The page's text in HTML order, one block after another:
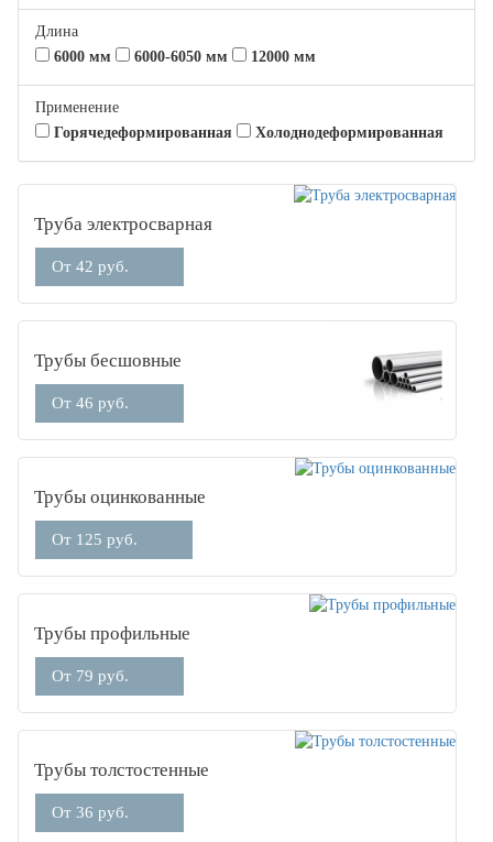
Длина
6000 мм
6000-6050 мм 12000 мм
Применение
Горячедеформированная
Холоднодеформированная
Труба электросварная
От 42 руб.
Трубы бесшовные
От 46 руб.
Трубы оцинкованные
От 125 руб.
Трубы профильные
От 79 руб.
Трубы толстостенные
От 36 руб.